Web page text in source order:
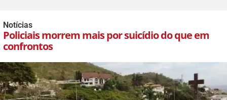
Notícias
Policiais morrem mais por suicídio do que em
confrontos